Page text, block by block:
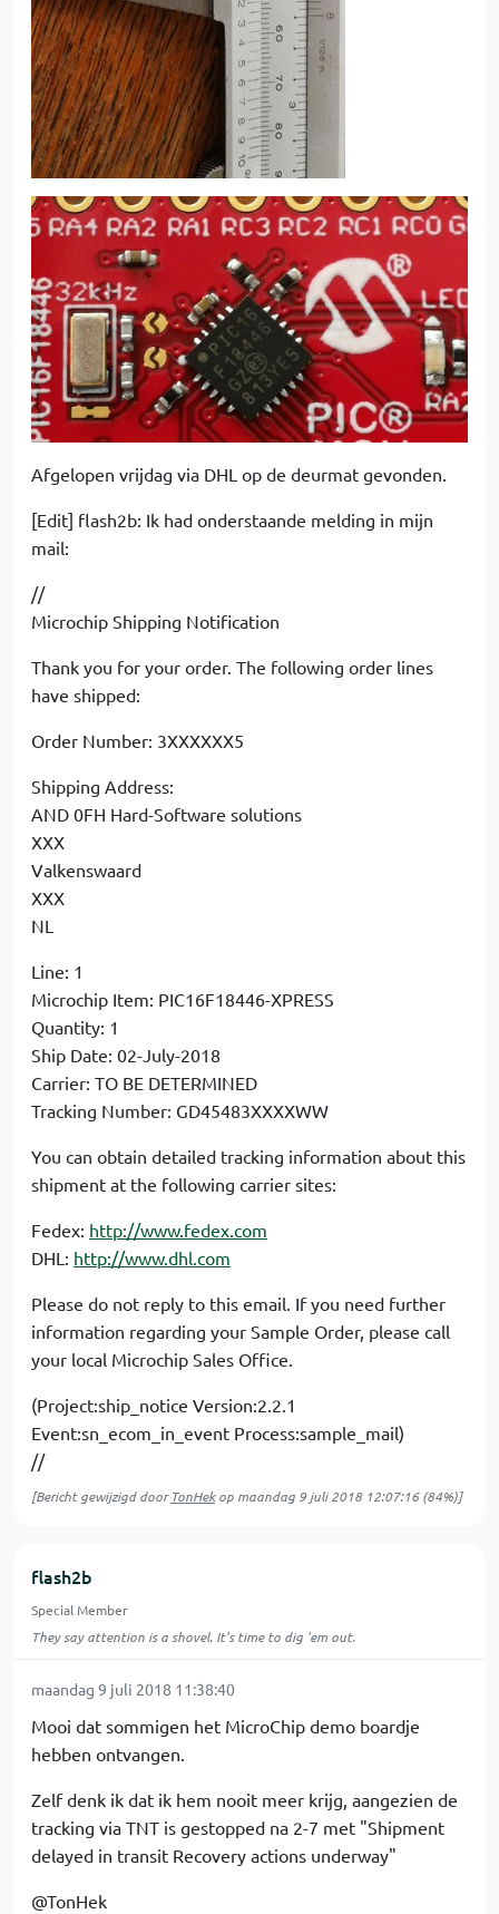
Afgelopen vrijdag via DHL op de deurmat gevonden.
[Edit] flash2b: Ik had onderstaande melding in mijn
mail:
//
Microchip Shipping Notification
Thank you for your order. The following order lines
have shipped:
Order Number: 3XXXXXX5
Shipping Address:
AND 0FH Hard-Software solutions
XXX
Valkenswaard
XXX
NL
Line: 1
Microchip Item: PIC16F18446-XPRESS
Quantity: 1
Ship Date: 02-July-2018
Carrier: TO BE DETERMINED
Tracking Number: GD45483XXXXWW
You can obtain detailed tracking information about this
shipment at the following carrier sites:
Fedex: http://www.fedex.com
DHL: http://www.dhl.com
Please do not reply to this email. If you need further
information regarding your Sample Order, please call
your local Microchip Sales Office.
(Project:ship_notice Version:2.2.1
Event:sn_ecom_in_event Process:sample_mail)
//
[Bericht gewijzigd doorTonHekop maandag 9 juli 2018 12:07:16(84%)]
flash2b
Special Member
They say attention is a shovel. It's time to dig 'em out.
maandag 9 juli 2018 11:38:40
Mooi dat sommigen het MicroChip demo boardje
hebben ontvangen.
Zelf denk ik dat ik hem nooit meer krijg, aangezien de
tracking via TNT is gestopped na 2-7 met "Shipment
delayed in transit Recovery actions underway"
@TonHek